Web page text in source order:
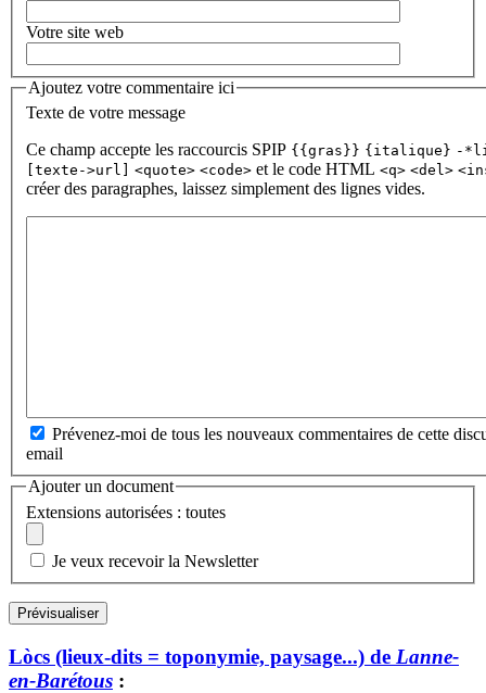
Votre site web
Ajoutez votre commentaire ici
Texte de votre message
Ce champ accepte les raccourcis SPIP {{gras}} {italique} -
[texte->url]
<quote> <code> et le code HTML <q> <del>
créer des paragraphes, laissez simplement des lignes vides.
Prévenez-moi de tous les nouveaux commentaires de cette
email
Ajouter un document
Extensions autorisées : toutes
Je veux recevoir la Newsletter
Lòcs (lieux-dits = toponymie, paysage...) de Lanne-
en-Barétous :